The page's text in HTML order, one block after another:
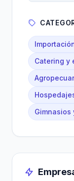
Catering y
Gimnasios